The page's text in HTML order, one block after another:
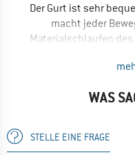
Der Gurt ist sehr
macht jeder
Materialschlaufen
Materialschlaufe zu
WAS
STELLE EINE FRAGE